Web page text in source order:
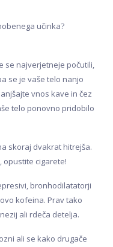
učinka?
se najverjetneje počutili,
se je vaše telo nanjo
vnos kave in čez
telo ponovno pridobilo
skoraj dvakrat hitrejša.
opustite cigarete!
bronhodilatatorji
kofeina. Prav tako
ali rdeča detelja.
ali se kako drugače